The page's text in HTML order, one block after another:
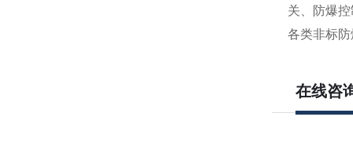
关、防爆
各类非标
在线咨